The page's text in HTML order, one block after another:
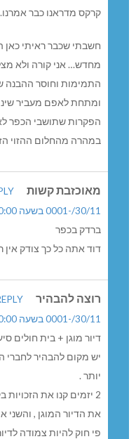
קרקס מדראנו כבר
חשבתי שכבר ראיתי
מחדש… אני קורה ולא
התמימות וחוסר ההבנה
ומתחת לאפם מעביר
הפקרות שתושבי הכפר
במהרה מהחלום ההזוי
מאוכזבת קשות
30/11/-0001 בשעה 00:00
ברדק בכפר
דוד אתה כל כך צודק
רוצה להבהיר
30/11/-0001 בשעה 00:00
דיור מוגן + בית חולים
יש מקום להבהיר לחברי
יותר .
2 יזמים קנו את
את הדיור המוגן ,
פי חוק להיות צמודה